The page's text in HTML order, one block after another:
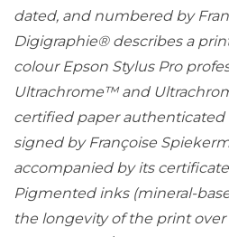
dated, and numbered by
Digigraphie® describes a
colour Epson Stylus Pro
Ultrachrome™ and
certified paper
signed by Françoise
accompanied by its
Pigmented inks (mineral-
the longevity of the print